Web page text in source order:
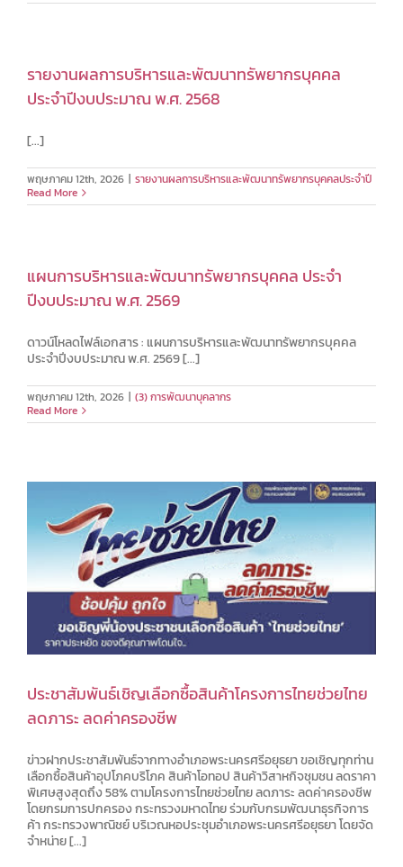
รายงานผลการบริหารและพัฒนาทรัพยากรบุคคล
ประจำปีงบประมาณ พ.ศ. 2568
[...]
พฤษภาคม 12th, 2026 | รายงานผลการบริหารและพัฒนาทรัพยากรบุคคลประจำปี
Read More
แผนการบริหารและพัฒนาทรัพยากรบุคคล ประจำ
ปีงบประมาณ พ.ศ. 2569
ดาวน์โหลดไฟล์เอกสาร : แผนการบริหารและพัฒนาทรัพยากรบุคคล
ประจำปีงบประมาณ พ.ศ. 2569 [...]
พฤษภาคม 12th, 2026 | (3) การพัฒนาบุคลากร
Read More
ประชาสัมพันธ์เชิญเลือกซื้อสินค้าโครงการไทยช่วยไทย
ลดภาระ ลดค่าครองชีพ
ข่าวฝากประชาสัมพันธ์จากทางอำเภอพระนครศรีอยุธยา ขอเชิญทุกท่าน
เลือกซื้อสินค้าอุปโภคบริโภค สินค้าโอทอป สินค้าวิสาหกิจชุมชน ลดราคา
พิเศษสูงสุดถึง 58% ตามโครงการไทยช่วยไทย ลดภาระ ลดค่าครองชีพ
โดยกรมการปกครอง กระทรวงมหาดไทย ร่วมกับกรมพัฒนาธุรกิจการ
ค้า กระทรวงพาณิชย์ บริเวณหอประชุมอำเภอพระนครศรีอยุธยา โดยจัด
จำหน่าย [...]